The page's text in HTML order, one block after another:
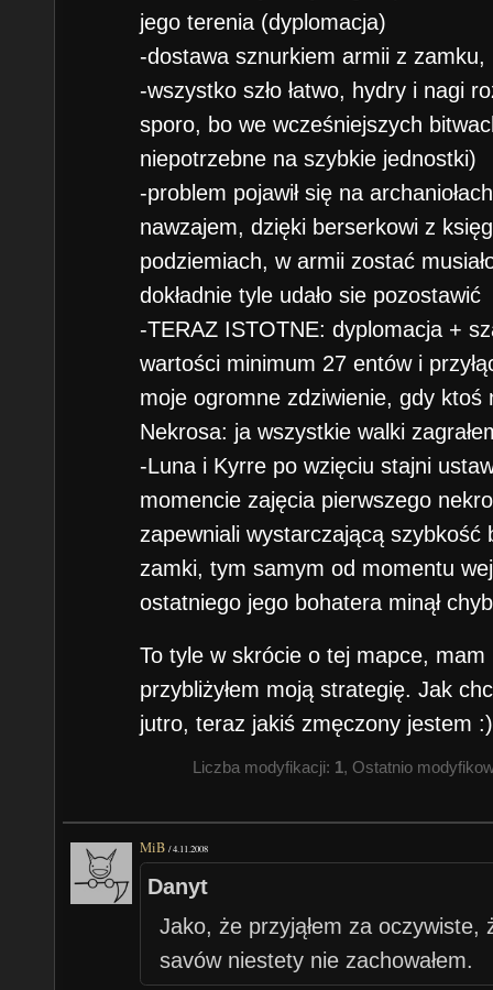
jego terenia (dyplomacja)
-dostawa sznurkiem armii z
-wszystko szło łatwo, hydry i nagi
sporo, bo we wcześniejszych
niepotrzebne na szybkie jednostki)
-problem pojawił się na
nawzajem, dzięki berserkowi z
podziemiach, w armii zostać
dokładnie tyle udało sie pozostawić
-TERAZ ISTOTNE: dyplomacja +
wartości minimum 27 entów i
moje ogromne zdziwienie, gdy ktoś
Nekrosa: ja wszystkie walki
-Luna i Kyrre po wzięciu stajni
momencie zajęcia pierwszego
zapewniali wystarczającą
zamki, tym samym od momentu
ostatniego jego bohatera minął
To tyle w skrócie o tej mapce,
przybliżyłem moją strategię. Jak
jutro, teraz jakiś zmęczony jestem :)
Liczba modyfikacji: 1, Ostatnio
MiB /4.11.2008
Danyt
Jako, że przyjąłem za oczywiste,
savów niestety nie zachowałem.